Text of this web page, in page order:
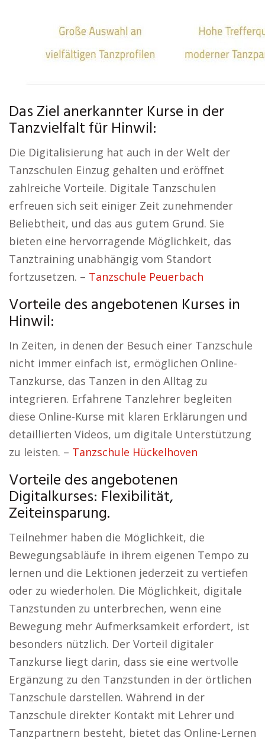
Das Ziel anerkannter Kurse in der
Tanzvielfalt für Hinwil:
Die Digitalisierung hat auch in der Welt der
Tanzschulen Einzug gehalten und eröffnet
zahlreiche Vorteile. Digitale Tanzschulen
erfreuen sich seit einiger Zeit zunehmender
Beliebtheit, und das aus gutem Grund. Sie
bieten eine hervorragende Möglichkeit, das
Tanztraining unabhängig vom Standort
fortzusetzen. – Tanzschule Peuerbach
Vorteile des angebotenen Kurses in
Hinwil:
In Zeiten, in denen der Besuch einer Tanzschule
nicht immer einfach ist, ermöglichen Online-
Tanzkurse, das Tanzen in den Alltag zu
integrieren. Erfahrene Tanzlehrer begleiten
diese Online-Kurse mit klaren Erklärungen und
detaillierten Videos, um digitale Unterstützung
zu leisten. – Tanzschule Hückelhoven
Vorteile des angebotenen
Digitalkurses: Flexibilität,
Zeiteinsparung.
Teilnehmer haben die Möglichkeit, die
Bewegungsabläufe in ihrem eigenen Tempo zu
lernen und die Lektionen jederzeit zu vertiefen
oder zu wiederholen. Die Möglichkeit, digitale
Tanzstunden zu unterbrechen, wenn eine
Bewegung mehr Aufmerksamkeit erfordert, ist
besonders nützlich. Der Vorteil digitaler
Tanzkurse liegt darin, dass sie eine wertvolle
Ergänzung zu den Tanzstunden in der örtlichen
Tanzschule darstellen. Während in der
Tanzschule direkter Kontakt mit Lehrer und
Tanzpartnern besteht, bietet das Online-Lernen